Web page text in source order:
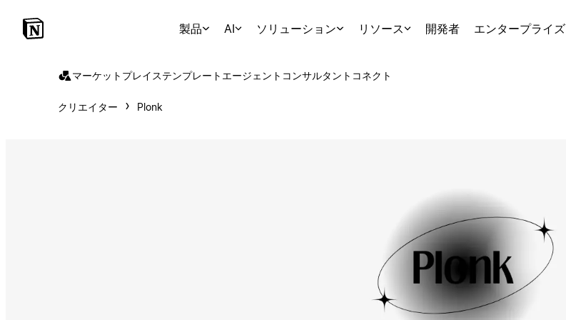
製品 AI ソリューション リソース 開発者 エンタープライズ
マーケットプレイステンプレート エージェント コンサルタント コネクト
クリエイター Plonk